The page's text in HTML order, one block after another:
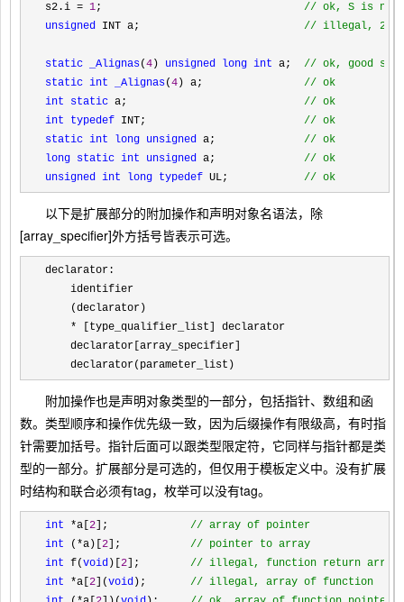
s2.i = 1; // ok, S is not
unsigned INT a; // illegal, 2
static _Alignas(4 ) unsigned long int a; // ok, good
static int _Alignas(4 ) a; // ok
int
static a; // ok
int typedef INT; // ok
static int long unsigned a; // ok
long static int unsigned a; // ok
unsigned int
long typedef UL; // ok
以下是扩展部分的附加操作和声明对象名语法，除
[array_specifier]外方括号皆表示可选。
declarator:
    identifier
    (declarator)
* [type_qualifier_list] declarator
    declarator[array_specifier]
    declarator(parameter_list)
附加操作也是声明对象类型的一部分，包括指针、数组和函
数。类型顺序和操作优先级一致，因为后缀操作有限级高，有时指
针需要加括号。指针后面可以跟类型限定符，它同样与指针都是类
型的一部分。扩展部分是可选的，但仅用于模板定义中。没有扩展
时结构和联合必须有tag，枚举可以没有tag。
int *a[ 2 ]; // array of pointer
int (*a)[ 2 ]; // pointer to array
int f(void )[ 2 ]; // illegal, function return array
int *a[ 2 ](void ); // illegal, array of function